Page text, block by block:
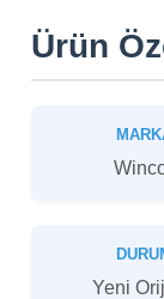
Ürün
Yeni